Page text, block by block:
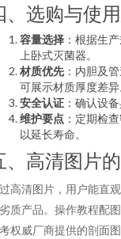
、选购与使
容量选择 ：根据生
上卧式灭菌器。
材质优先 ：内胆及
可展示材质厚度差异
安全认证 ：确认设
维护要点 ：定期检
以延长寿命。
、高清图片
高清图片，用户能直
质产品。操作教程配
权威厂商提供的剖面